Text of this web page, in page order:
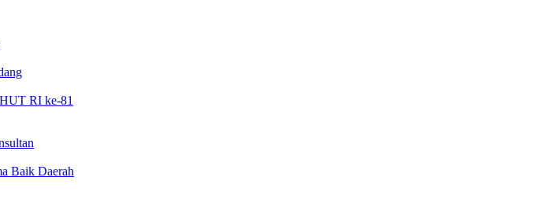
RI ke-81
Baik Daerah